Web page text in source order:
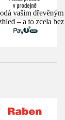
vašim dřevěným
– a to zcela bez